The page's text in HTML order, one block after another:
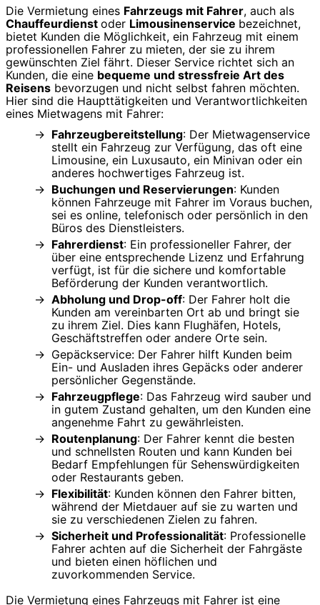
Die Vermietung eines Fahrzeugs mit Fahrer, auch als
Chauffeurdienst oder Limousinenservice bezeichnet,
bietet Kunden die Möglichkeit, ein Fahrzeug mit einem
professionellen Fahrer zu mieten, der sie zu ihrem
gewünschten Ziel fährt. Dieser Service richtet sich an
Kunden, die eine bequeme und stressfreie Art des
Reisens bevorzugen und nicht selbst fahren möchten.
Hier sind die Haupttätigkeiten und Verantwortlichkeiten
eines Mietwagens mit Fahrer:
Fahrzeugbereitstellung: Der Mietwagenservice
stellt ein Fahrzeug zur Verfügung, das oft eine
Limousine, ein Luxusauto, ein Minivan oder ein
anderes hochwertiges Fahrzeug ist.
Buchungen und Reservierungen: Kunden
können Fahrzeuge mit Fahrer im Voraus buchen,
sei es online, telefonisch oder persönlich in den
Büros des Dienstleisters.
Fahrerdienst: Ein professioneller Fahrer, der
über eine entsprechende Lizenz und Erfahrung
verfügt, ist für die sichere und komfortable
Beförderung der Kunden verantwortlich.
Abholung und Drop-off: Der Fahrer holt die
Kunden am vereinbarten Ort ab und bringt sie
zu ihrem Ziel. Dies kann Flughäfen, Hotels,
Geschäftstreffen oder andere Orte sein.
Gepäckservice: Der Fahrer hilft Kunden beim
Ein- und Ausladen ihres Gepäcks oder anderer
persönlicher Gegenstände.
Fahrzeugpflege: Das Fahrzeug wird sauber und
in gutem Zustand gehalten, um den Kunden eine
angenehme Fahrt zu gewährleisten.
Routenplanung: Der Fahrer kennt die besten
und schnellsten Routen und kann Kunden bei
Bedarf Empfehlungen für Sehenswürdigkeiten
oder Restaurants geben.
Flexibilität: Kunden können den Fahrer bitten,
während der Mietdauer auf sie zu warten und
sie zu verschiedenen Zielen zu fahren.
Sicherheit und Professionalität: Professionelle
Fahrer achten auf die Sicherheit der Fahrgäste
und bieten einen höflichen und
zuvorkommenden Service.
Die Vermietung eines Fahrzeugs mit Fahrer ist eine